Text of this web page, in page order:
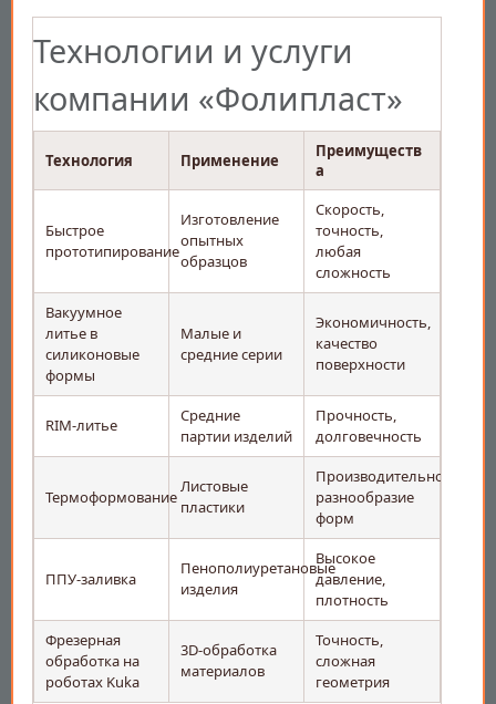
Технологии и услуги
компании «Фолипласт»
Технология Применение
Преимуществ
а
Быстрое
прототипирование
Изготовление
опытных
образцов
Скорость,
точность,
любая
сложность
Вакуумное
литье в
силиконовые
формы
Малые и
средние серии
Экономичность,
качество
поверхности
RIM-литье
Средние
партии изделий
Прочность,
долговечность
Термоформование
Листовые
пластики
Производительность,
разнообразие
форм
ППУ-заливка
Пенополиуретановые
изделия
Высокое
давление,
плотность
Фрезерная
обработка на
роботах Kuka
3D-обработка
материалов
Точность,
сложная
геометрия